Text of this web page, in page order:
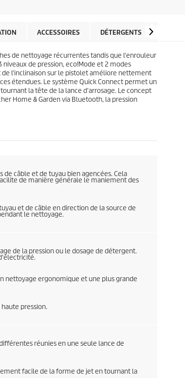
t1
3
3
a
v
i
ACCESSOIRES DÉTERGENTS
de nettoyage récurrentes tandis que l'enrouleur
de pression, eco!Mode et 2 modes
l'inclinaison sur le pistolet améliore nettement
étendues. Le système Quick Connect permet un
la tête de la lance d'arrosage. Le concept
Home & Garden via Bluetooth, la pression
câble et de tuyau bien agencées. Cela
de manière générale le maniement des
et de câble en direction de la source de
le nettoyage.
de la pression ou le dosage de détergent.
nettoyage ergonomique et une plus grande
pression.
réunies en une seule lance de
facile de la forme de jet en tournant la